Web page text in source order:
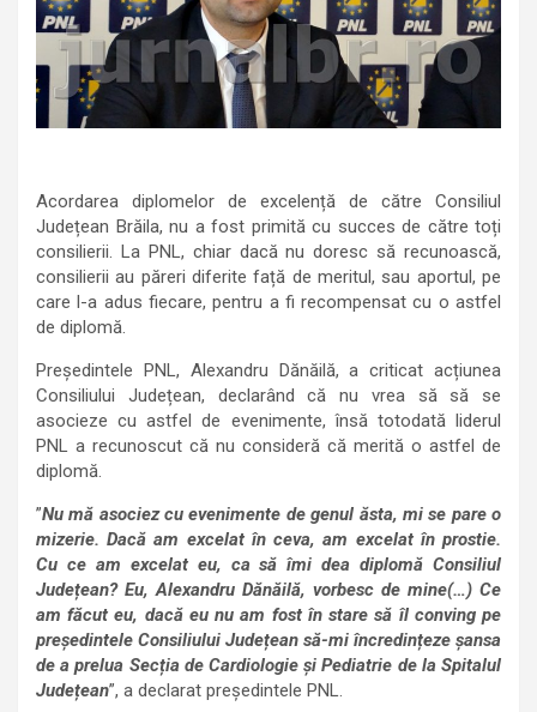
Acordarea diplomelor de excelență de către Consiliul
Județean Brăila, nu a fost primită cu succes de către toți
consilierii. La PNL, chiar dacă nu doresc să recunoască,
consilierii au păreri diferite față de meritul, sau aportul, pe
care l-a adus fiecare, pentru a fi recompensat cu o astfel
de diplomă.
Președintele PNL, Alexandru Dănăilă, a criticat acțiunea
Consiliului Județean, declarând că nu vrea să să se
asocieze cu astfel de evenimente, însă totodată liderul
PNL a recunoscut că nu consideră că merită o astfel de
diplomă.
”Nu mă asociez cu evenimente de genul ăsta, mi se pare o
mizerie. Dacă am excelat în ceva, am excelat în prostie.
Cu ce am excelat eu, ca să îmi dea diplomă Consiliul
Județean? Eu, Alexandru Dănăilă, vorbesc de mine(…) Ce
am făcut eu, dacă eu nu am fost în stare să îl conving pe
președintele Consiliului Județean să-mi încredințeze șansa
de a prelua Secția de Cardiologie și Pediatrie de la Spitalul
Județean”, a declarat președintele PNL.